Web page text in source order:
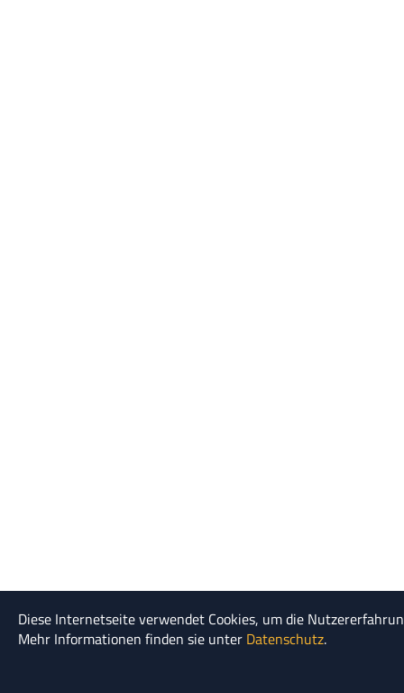
Diese Internetseite verwendet Cookies, um die
Mehr Informationen finden sie unter Datenschutz.